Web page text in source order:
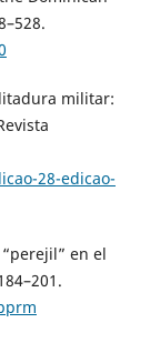
militar:
28-edicao-
en el